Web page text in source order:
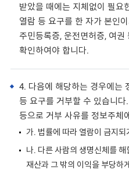
받았을 때에는 지체없이 필요
열람 등 요구를 한 자가 본인
주민등록증, 운전면허증, 여
확인하여야 합니다.
4. 다음에 해당하는 경우에는
등 요구를 거부할 수 있습니
등으로 거부 사유를 정보주체
가. 법률에 따라 열람이 금지
나. 다른 사람의 생명신체를
재산과 그 밖의 이익을 부당하